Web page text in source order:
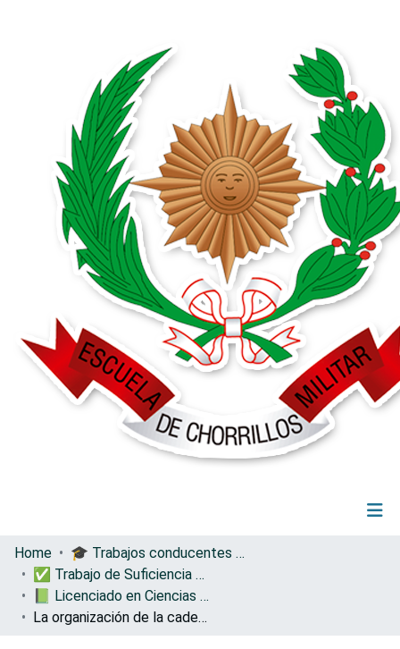
(current)
Communities & Collections
All of DSpace
Statistics
Home
🎓 Trabajos conducentes a grados y títulos
✅ Trabajo de Suficiencia Profesional
📗 Licenciado en Ciencias Militares con Mención en Ingeniería
La organización de la cadena de abastecimiento clase ii (cl ii) - prendas militares y la gestión de materiales existentes en los depósitos de la escuela técnica del ejército del Perú (ete)